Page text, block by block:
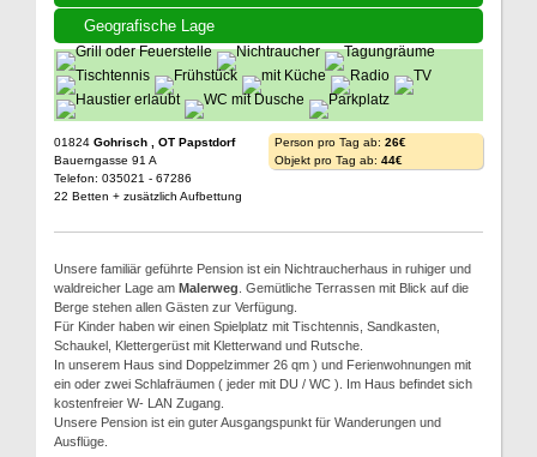
Geografische Lage
01824 Gohrisch , OT Papstdorf
Bauerngasse 91 A
Telefon: 035021 - 67286
22 Betten + zusätzlich Aufbettung
Person pro Tag ab: 26€
Objekt pro Tag ab: 44€
Unsere familiär geführte Pension ist ein Nichtraucherhaus in ruhiger und
waldreicher Lage am Malerweg . Gemütliche Terrassen mit Blick auf die
Berge stehen allen Gästen zur Verfügung.
Für Kinder haben wir einen Spielplatz mit Tischtennis, Sandkasten,
Schaukel, Klettergerüst mit Kletterwand und Rutsche.
In unserem Haus sind Doppelzimmer 26 qm ) und Ferienwohnungen mit
ein oder zwei Schlafräumen ( jeder mit DU / WC ). Im Haus befindet sich
kostenfreier W- LAN Zugang.
Unsere Pension ist ein guter Ausgangspunkt für Wanderungen und
Ausflüge.